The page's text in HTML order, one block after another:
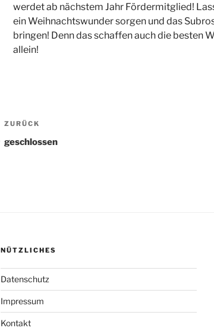
werdet ab nächstem Jahr Fördermitglied!
ein Weihnachtswunder sorgen und das
bringen! Denn das schaffen auch die besten
allein!
Beitragsnavigation
Vorheriger
Beitrag
ZURÜCK
geschlossen
NÜTZLICHES
Datenschutz
Impressum
Kontakt